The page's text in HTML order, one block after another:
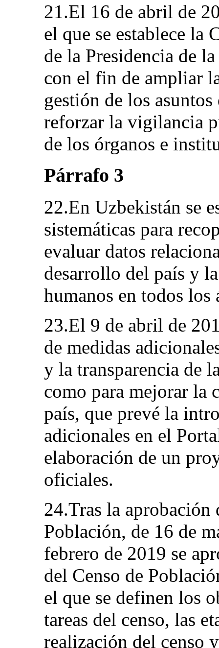
21.El 16 de abril de
el que se establece la
de la Presidencia de
con el fin de ampliar
gestión de los
reforzar la vigilancia
de los órganos e
Párrafo 3
22.En Uzbekistán se
sistemáticas para
evaluar datos
desarrollo del país y
humanos en todos
23.El 9 de abril de
de medidas
y la transparencia de
como para mejorar la
país, que prevé la
adicionales en el
elaboración de un
oficiales.
24.Tras la aprobación
Población, de 16 de
febrero de 2019 se
del Censo de
el que se definen los
tareas del censo, las
realización del censo